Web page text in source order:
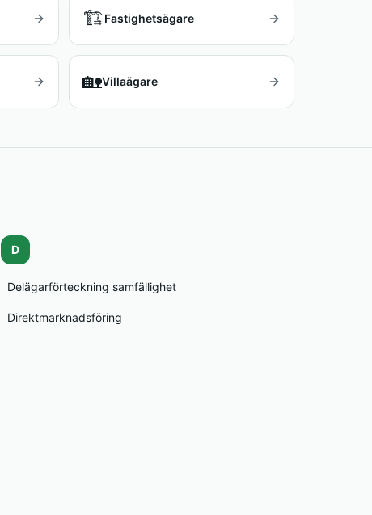
🏗️Fastighetsägare
🏡Villaägare
D
Delägarförteckning samfällighet
Direktmarknadsföring